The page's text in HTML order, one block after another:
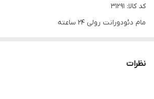
کد کالا: 31291
مام دئودورانت رولی 24 ساعته
ضدعرق و بدون ایجاد لک با تاثیر 24 ساعته
نظرات